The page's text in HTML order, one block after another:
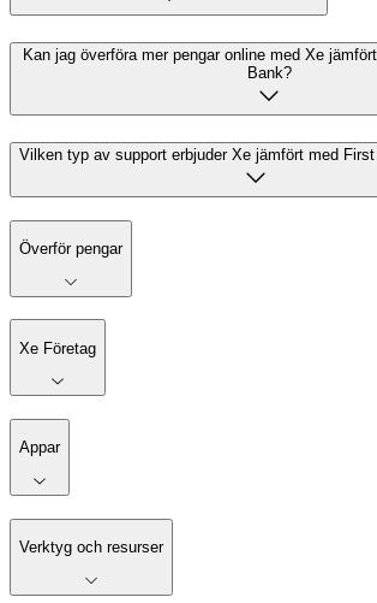
Kan jag överföra mer pengar online med Xe
Bank?
Vilken typ av support erbjuder Xe jämfört med
Överför pengar
Xe Företag
Appar
Verktyg och resurser